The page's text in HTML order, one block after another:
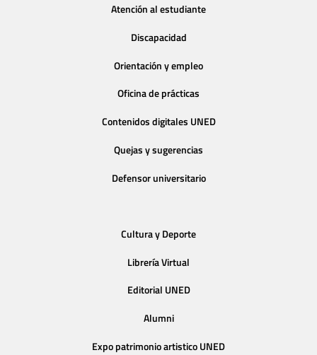
Atención al estudiante
Discapacidad
Orientación y empleo
Oficina de prácticas
Contenidos digitales UNED
Quejas y sugerencias
Defensor universitario
Cultura y Deporte
Librería Virtual
Editorial UNED
Alumni
Expo patrimonio artistico UNED